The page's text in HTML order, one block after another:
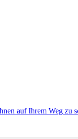
auf Ihrem Weg zu